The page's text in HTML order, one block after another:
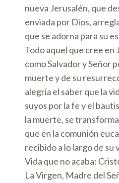
nueva Jerusalén, que
enviada por Dios,
que se adorna para su
Todo aquel que cree en
como Salvador y Señor
muerte y de su
alegría el saber que la
suyos por la fe y el
la muerte, se
que en la comunión
recibido a lo largo de su
Vida que no acaba:
La Virgen, Madre del